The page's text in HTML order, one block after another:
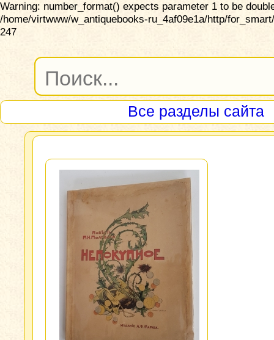
Warning: number_format() expects parameter 1 to be
/home/virtwww/w_antiquebooks-ru_4af09e1a/http/
247
Все разделы сайта